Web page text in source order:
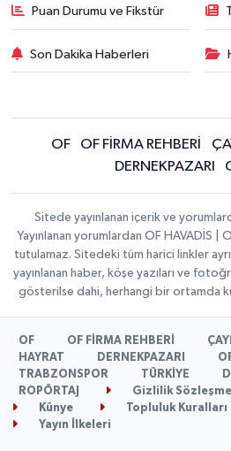
Puan Durumu ve Fikstür
Son Dakika Haberleri
OF OF FİRMA REHBERİ
DERNEKPAZARI
Sitede yayınlanan içerik ve
Yayınlanan yorumlardan OF HAVADİS
tutulamaz. Sitedeki tüm harici linkler
yayınlanan haber, köşe yazıları ve
gösterilse dahi, herhangi bir ortamda
OF OF FİRMA REHBERİ
HAYRAT
DERNEKPAZARI
TRABZONSPOR
TÜRKİYE
ROPÖRTAJ
Gizlilik
Künye
Topluluk Kuralları
Yayın İlkeleri